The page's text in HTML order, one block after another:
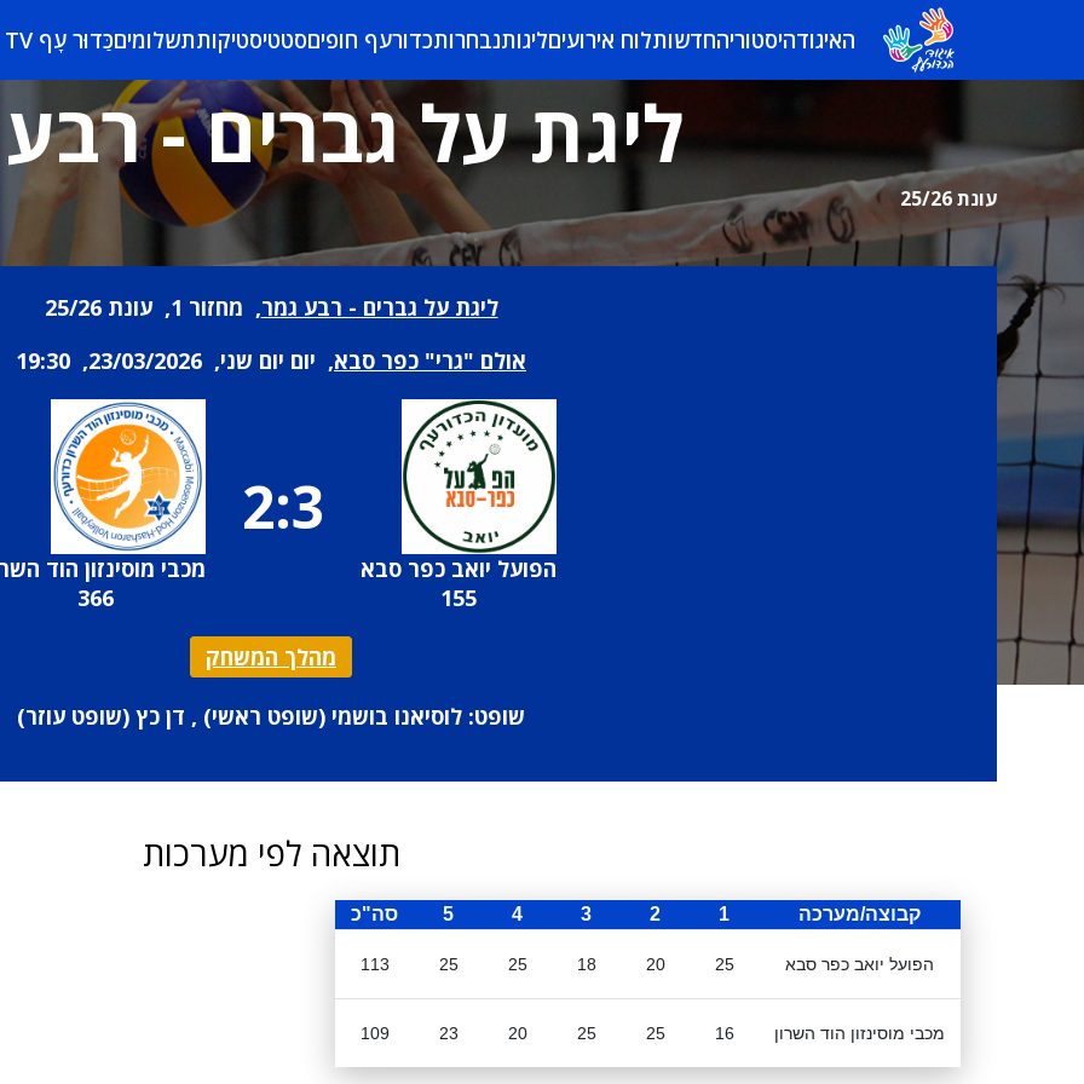
האיגודהיסטוריהחדשותלוח אירועיםליגותנבחרותכדורעף חופיםסטטיסטיקותתשלומיםכַּדוּר עָף TV
ליגת על גברים -
עונת 25/26
ליגת על גברים - רבע גמר, מחזור 1, עונת 25/26
אולם "גרי" כפר סבא, יום יום שני, 23/03/2026, 19:30
הפועל יואב כפר סבא
155
2:3
מכבי מוסינזון הוד
366
מהלך המשחק
שופט: לוסיאנו בושמי (שופט ראשי) , דן כץ (שופט עוזר)
תוצאה לפי מערכות
קבוצה/מערכה 1
2
3
4
5 סה"כ
הפועל יואב כפר סבא 25
20
18
25
25
113
מכבי מוסינזון הוד השרון 16
25
25
20
23
109